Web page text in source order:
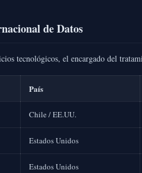
de Datos
tecnológicos, el encargado del
País
Chile / EE.UU.
Estados Unidos
Estados Unidos